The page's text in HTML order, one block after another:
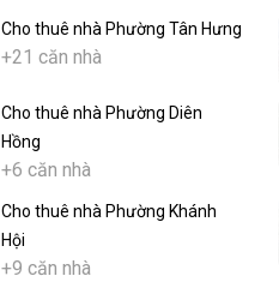
Cho thuê nhà Phường Tân Hưng
+21 căn nhà
Cho thuê nhà Phường Diên
Hồng
+6 căn nhà
Cho thuê nhà Phường Khánh
Hội
+9 căn nhà